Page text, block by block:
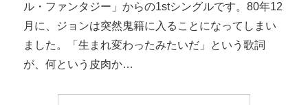
ル・ファンタジー」からの1stシングルです。80年12
月に、ジョンは突然鬼籍に入ることになってしまい
ました。「生まれ変わったみたいだ」という歌詞
が、何という皮肉か…